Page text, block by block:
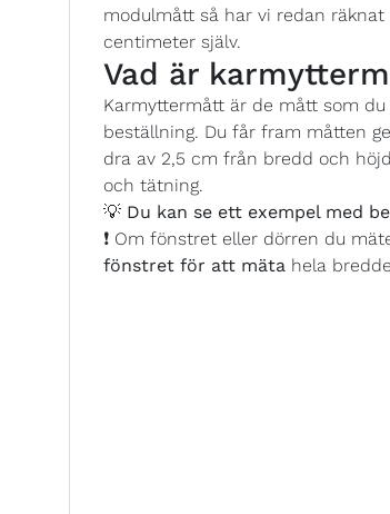
modulmått så har vi redan
centimeter själv.
Vad är
Karmyttermått är de mått som
beställning. Du får fram måtten
dra av 2,5 cm från bredd och
och tätning.
💡 Du kan se ett exempel med
❗ Om fönstret eller dörren du
fönstret för att mäta hela